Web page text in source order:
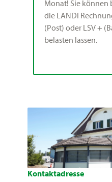
Monat! Sie können
die LANDI
(Post) oder LSV +
belasten lassen.
Kontaktadresse